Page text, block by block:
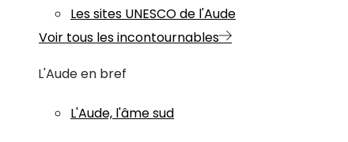
Les sites UNESCO de l'Aude
Voir tous les incontournables
L'Aude en bref
L'Aude, l'âme sud